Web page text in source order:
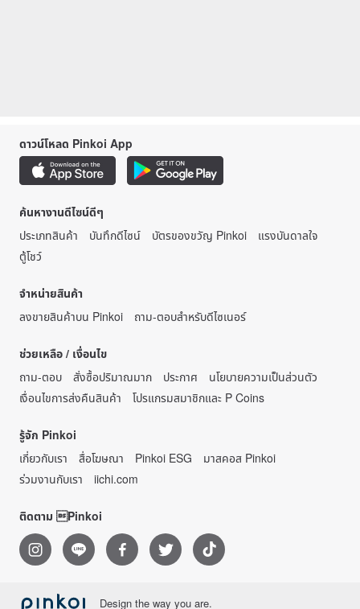
ดาวน์โหลด Pinkoi App
ค้นหางานดีไซน์ดีๆ
ประเภทสินค้า
บันทึกดีไซน์ บัตรของขวัญ Pinkoi
แรงบันดาลใจ
ตู้โชว์
จำหน่ายสินค้า
ลงขายสินค้าบน Pinkoi
ถาม-ตอบสำหรับดีไซเนอร์
ช่วยเหลือ / เงื่อนไข
ถาม-ตอบ
สั่งซื้อปริมาณมาก ประกาศ
นโยบายความเป็นส่วนตัว
เงื่อนไขการส่งคืนสินค้า
โปรแกรมสมาชิกและ P Coins
รู้จัก Pinkoi
เกี่ยวกับเรา
สื่อโฆษณา Pinkoi ESG
มาสคอส Pinkoi
ร่วมงานกับเรา
iichi.com
ติดตาม Pinkoi
Design the way you are.